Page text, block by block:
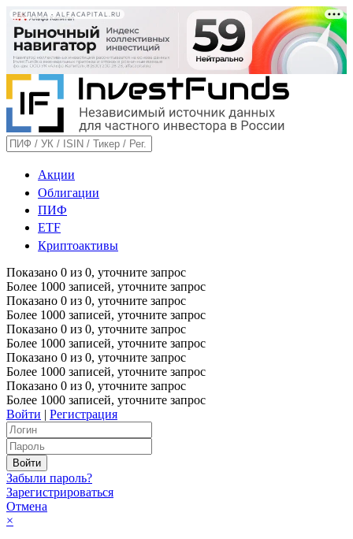
РЕКЛАМА • ALFACAPITAL.RU
Акции
Облигации
ПИФ
ETF
Криптоактивы
Показано 0 из 0, уточните запрос
Более 1000 записей, уточните запрос
Показано 0 из 0, уточните запрос
Более 1000 записей, уточните запрос
Показано 0 из 0, уточните запрос
Более 1000 записей, уточните запрос
Показано 0 из 0, уточните запрос
Более 1000 записей, уточните запрос
Показано 0 из 0, уточните запрос
Более 1000 записей, уточните запрос
Войти | Регистрация
Забыли пароль?
Зарегистрироваться
Отмена
×